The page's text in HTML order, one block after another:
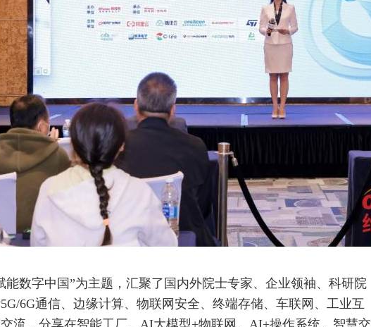
能数字中国”为主题，汇聚了国内外院士专家、企业领袖、科研院
5G/6G通信、边缘计算、物联网安全、终端存储、 车联网 、工业互
流，分享在智能工厂、 AI大模型+物联网、AI+操作系统、智慧交